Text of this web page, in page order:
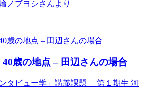
ノブヨシさんより
40歳の地点 – 田辺さんの場合
ンタビュー学」講義課題 第１期生 河